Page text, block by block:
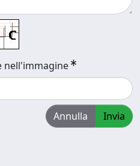
nell'immagine
Annulla Invia